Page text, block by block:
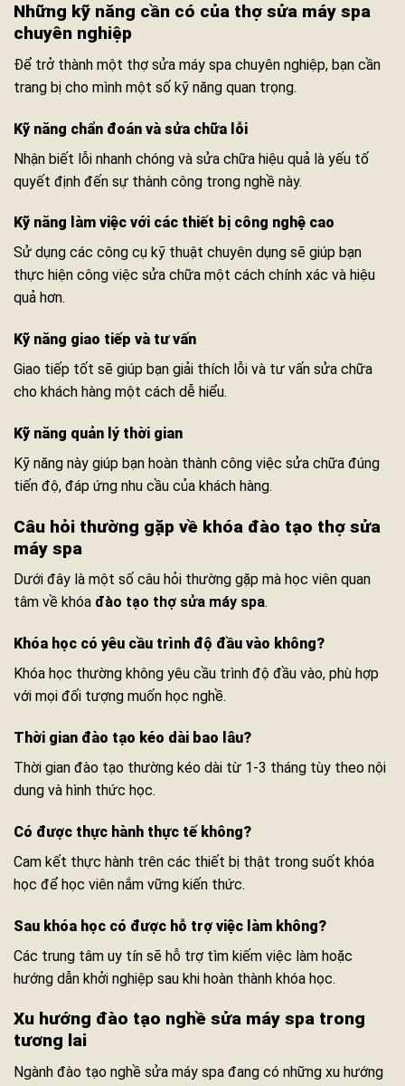
Những kỹ năng cần có của thợ sửa máy spa
chuyên nghiệp
Để trở thành một thợ sửa máy spa chuyên nghiệp, bạn cần
trang bị cho mình một số kỹ năng quan trọng.
Kỹ năng chẩn đoán và sửa chữa lỗi
Nhận biết lỗi nhanh chóng và sửa chữa hiệu quả là yếu tố
quyết định đến sự thành công trong nghề này.
Kỹ năng làm việc với các thiết bị công nghệ cao
Sử dụng các công cụ kỹ thuật chuyên dụng sẽ giúp bạn
thực hiện công việc sửa chữa một cách chính xác và hiệu
quả hơn.
Kỹ năng giao tiếp và tư vấn
Giao tiếp tốt sẽ giúp bạn giải thích lỗi và tư vấn sửa chữa
cho khách hàng một cách dễ hiểu.
Kỹ năng quản lý thời gian
Kỹ năng này giúp bạn hoàn thành công việc sửa chữa đúng
tiến độ, đáp ứng nhu cầu của khách hàng.
Câu hỏi thường gặp về khóa đào tạo thợ sửa
máy spa
Dưới đây là một số câu hỏi thường gặp mà học viên quan
tâm về khóa đào tạo thợ sửa máy spa.
Khóa học có yêu cầu trình độ đầu vào không?
Khóa học thường không yêu cầu trình độ đầu vào, phù hợp
với mọi đối tượng muốn học nghề.
Thời gian đào tạo kéo dài bao lâu?
Thời gian đào tạo thường kéo dài từ 1-3 tháng tùy theo nội
dung và hình thức học.
Có được thực hành thực tế không?
Cam kết thực hành trên các thiết bị thật trong suốt khóa
học để học viên nắm vững kiến thức.
Sau khóa học có được hỗ trợ việc làm không?
Các trung tâm uy tín sẽ hỗ trợ tìm kiếm việc làm hoặc
hướng dẫn khởi nghiệp sau khi hoàn thành khóa học.
Xu hướng đào tạo nghề sửa máy spa trong
tương lai
Ngành đào tạo nghề sửa máy spa đang có những xu hướng